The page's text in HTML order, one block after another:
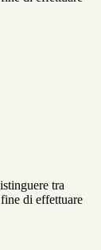
tra
di effettuare